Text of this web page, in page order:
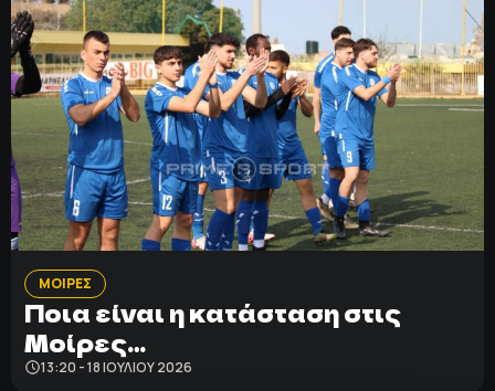
ΜΟΙΡΕΣ
Ποια είναι η κατάσταση στις
Μοίρες…
13:20 - 18 ΙΟΥΛΊΟΥ 2026